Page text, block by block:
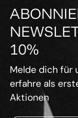
10%
Melde dich für
erfahre als
Aktionen